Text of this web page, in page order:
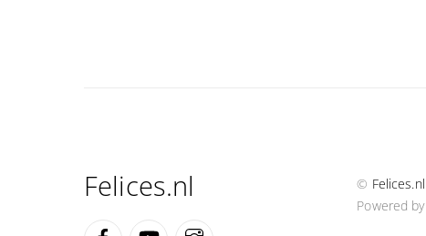
Felices.nl
FacebookYouTube
© Felices.nl
Powered by